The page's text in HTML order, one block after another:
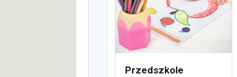
Przedszkole